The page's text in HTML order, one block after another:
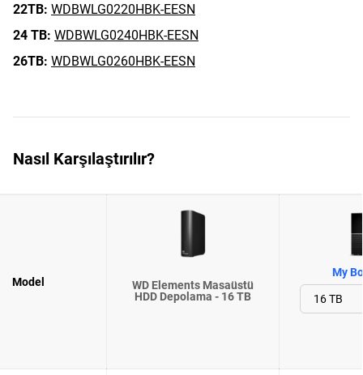
22TB: WDBWLG0220HBK-EESN
24 TB: WDBWLG0240HBK-EESN
26TB: WDBWLG0260HBK-EESN
Nasıl Karşılaştırılır?
Model
WD Elements Masaüstü
HDD Depolama - 16 TB
My